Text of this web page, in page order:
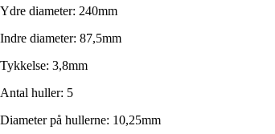
Ydre diameter: 240mm
Indre diameter: 87,5mm
Tykkelse: 3,8mm
Antal huller: 5
Diameter på hullerne: 10,25mm